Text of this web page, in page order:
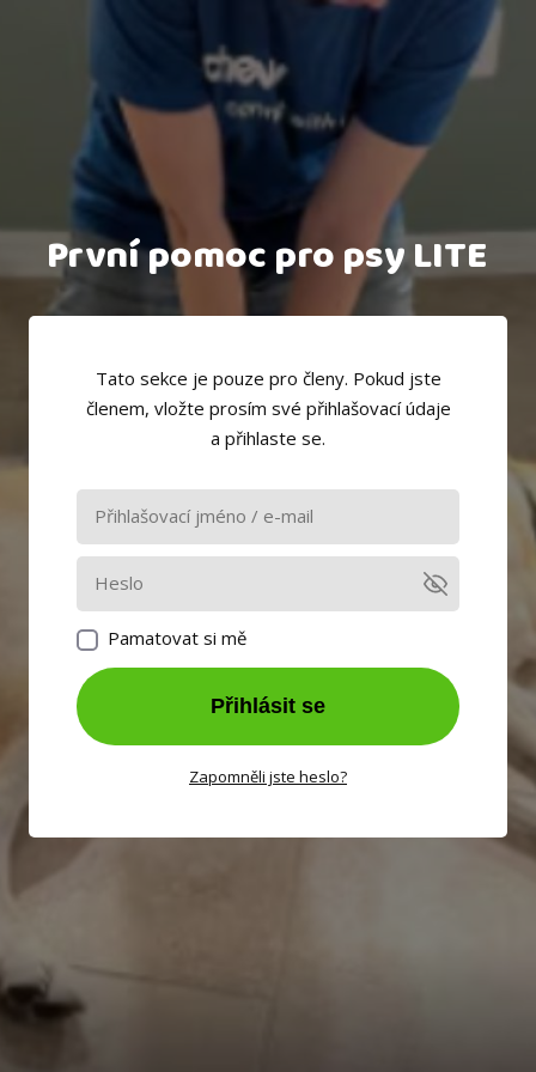
První pomoc pro psy LITE
Tato sekce je pouze pro členy. Pokud jste
členem, vložte prosím své přihlašovací údaje
a přihlaste se.
Pamatovat si mě
Přihlásit se
Zapomněli jste heslo?